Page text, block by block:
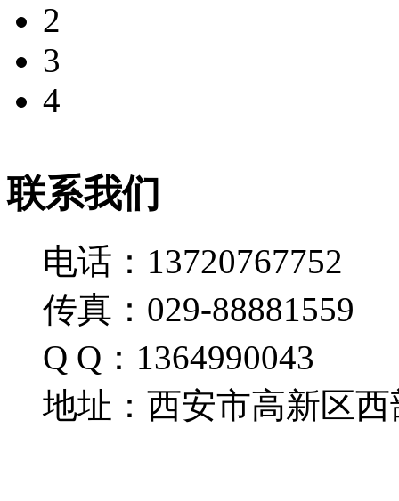
2
3
4
联系我们
电话：13720767752
传真：029-88881559
Q Q：1364990043
地址：西安市高新区西